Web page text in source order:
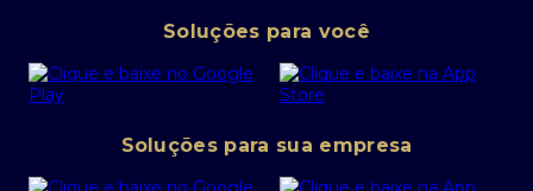
Canal de denúncias
Política de Segurança Cibernética
Portal da Privacidade
PRSAC
Abra sua conta PJ
SafraPay
Cartão Safra Empresas
Soluções para você
Soluções para sua empresa